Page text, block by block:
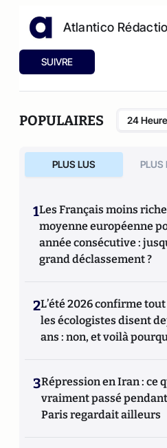
Atlantico
SUIVRE
POPULAIRES 24
PLUS LUS PLUS
1Les Français moins
moyenne européenne
année consécutive :
grand déclassement ?
2L’été 2026 confirme tout
les écologistes disent
ans : non, et voilà
3Répression en Iran : ce
vraiment passé
Paris regardait ailleurs